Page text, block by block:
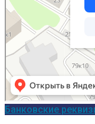
Банковские